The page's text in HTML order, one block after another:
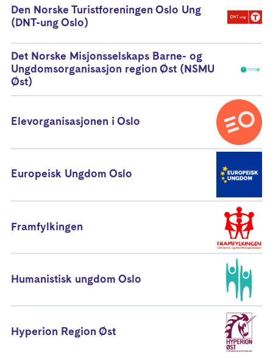
Den Norske Turistforeningen Oslo Ung
(DNT-ung Oslo)
Det Norske Misjonsselskaps Barne- og
Ungdomsorganisasjon region Øst (NSMU
Øst)
Elevorganisasjonen i Oslo
Europeisk Ungdom Oslo
Framfylkingen
Humanistisk ungdom Oslo
Hyperion Region Øst